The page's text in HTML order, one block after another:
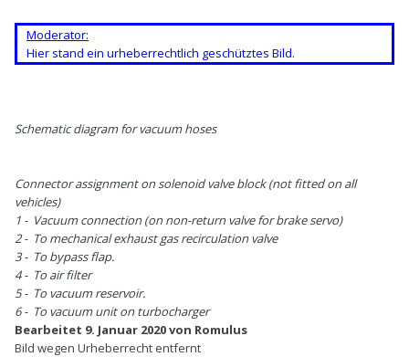
Moderator:
Hier stand ein urheberrechtlich geschütztes Bild.
Schematic diagram for vacuum hoses
Connector assignment on solenoid valve block (not fitted on all
vehicles)
1 - Vacuum connection (on non-return valve for brake servo)
2 - To mechanical exhaust gas recirculation valve
3 - To bypass flap.
4 - To air filter
5 - To vacuum reservoir.
6 - To vacuum unit on turbocharger
Bearbeitet 9. Januar 2020von Romulus
Bild wegen Urheberrecht entfernt